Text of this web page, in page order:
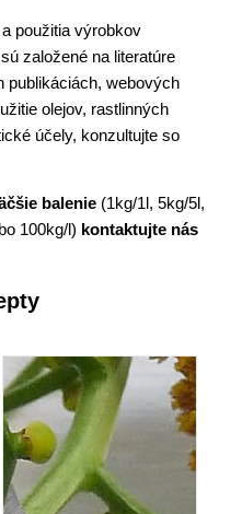
použitia výrobkov
založené na literatúre
publikáciách, webových
olejov, rastlinných
účely, konzultujte so
balenie (1kg/1l, 5kg/5l,
100kg/l) kontaktujte nás